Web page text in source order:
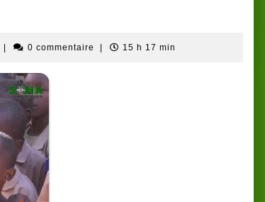
Administrateur
Racines-
benin
0 commentaire 15 h 17 min